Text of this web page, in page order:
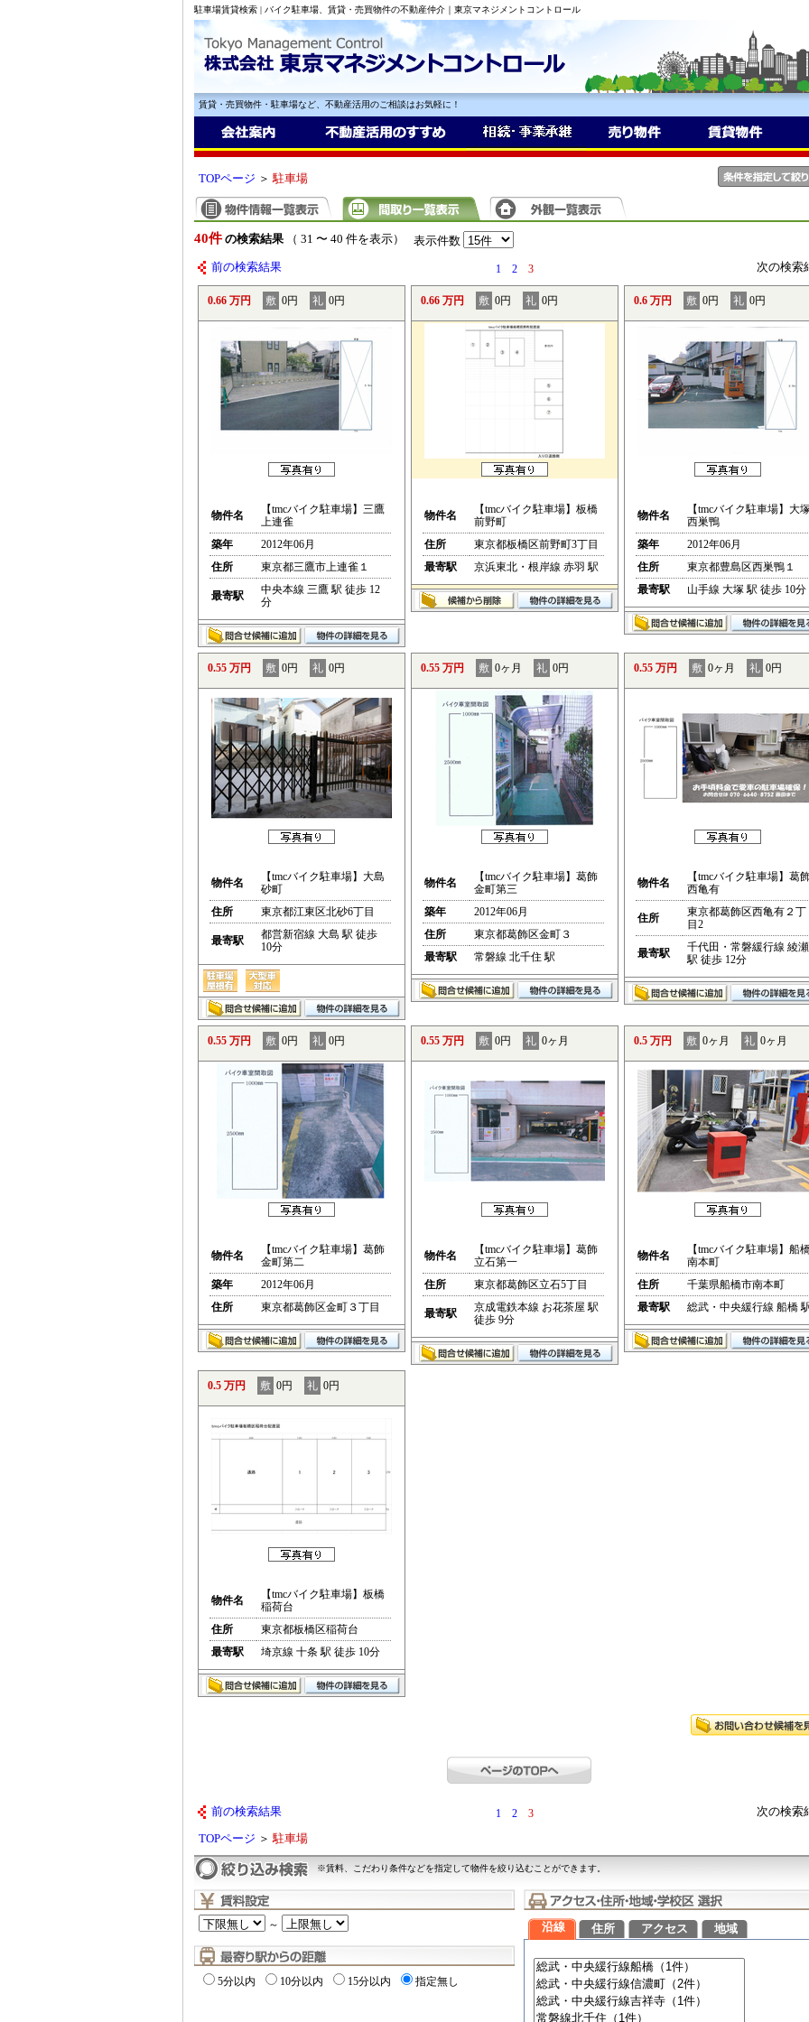
駐車場賃貸検索 | バイク駐車場、賃貸・売買物件の不動産仲介｜東京マネジメントコントロール
賃貸・売買物件・駐車場など、不動産活用のご相談はお気軽に！
TOPページ ＞駐車場
40件 の検索結果（ 31 〜 40 件を表示） 表示件数
前の検索結果 1 2 3 次の検
0.66 万円 敷 0円 礼 0円
物件名
【tmcバイク駐車場】三鷹
上連雀
築年
2012年06月
住所
東京都三鷹市上連雀１
最寄駅
中央本線 三鷹 駅 徒歩 12
分
0.66 万円 敷 0円 礼 0円
物件名
【tmcバイク駐車場】板橋
前野町
住所
東京都板橋区前野町3丁目
最寄駅
京浜東北・根岸線 赤羽 駅
0.6 万円 敷 0円 礼 0円
物件名
【tmcバイク駐車場】大
西巣鴨
築年
2012年06月
住所
東京都豊島区西巣鴨１
最寄駅
山手線 大塚 駅 徒歩 10分
0.55 万円 敷 0円 礼 0円
物件名
【tmcバイク駐車場】大島
砂町
住所
東京都江東区北砂6丁目
最寄駅
都営新宿線 大島 駅 徒歩
10分
0.55 万円 敷 0ヶ月 礼 0円
物件名
【tmcバイク駐車場】葛飾
金町第三
築年
2012年06月
住所
東京都葛飾区金町３
最寄駅
常磐線 北千住 駅
0.55 万円 敷 0ヶ月 礼 0円
物件名
【tmcバイク駐車場】葛
西亀有
住所
東京都葛飾区西亀有２丁
目2
最寄駅
千代田・常磐緩行線 綾瀬
駅 徒歩 12分
0.55 万円 敷 0円 礼 0円
物件名
【tmcバイク駐車場】葛飾
金町第二
築年
2012年06月
住所
東京都葛飾区金町３丁目
0.55 万円 敷 0円 礼 0ヶ月
物件名
【tmcバイク駐車場】葛飾
立石第一
住所
東京都葛飾区立石5丁目
最寄駅
京成電鉄本線 お花茶屋 駅
徒歩 9分
0.5 万円 敷 0ヶ月 礼 0ヶ月
物件名
【tmcバイク駐車場】船
南本町
住所
千葉県船橋市南本町
最寄駅
総武・中央緩行線 船橋
0.5 万円 敷 0円 礼 0円
物件名
【tmcバイク駐車場】板橋
稲荷台
住所
東京都板橋区稲荷台
最寄駅
埼京線 十条 駅 徒歩 10分
前の検索結果 1 2 3 次の検
TOPページ ＞駐車場
※賃料、こだわり条件などを指定して物件を絞り込むことができます。
～
5分以内 10分以内 15分以内 指定無し
沿線 住所 アクセス 地域